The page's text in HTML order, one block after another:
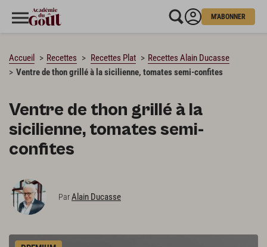
M'ABONNER
Accueil Recettes Recettes Plat
Recettes Alain Ducasse
Ventre de thon grillé à la sicilienne, tomates semi-confites
Ventre de thon grillé à la
sicilienne, tomates semi-
confites
ParAlain Ducasse
CHARGEMENT…